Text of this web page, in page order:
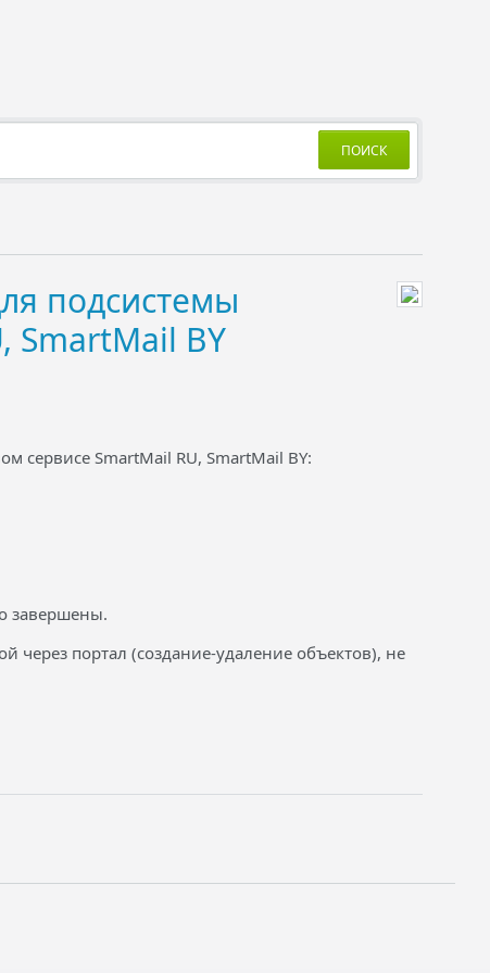
ПОИСК
подсистемы
SmartMail BY
сервисе SmartMail RU, SmartMail BY:
завершены.
через портал (создание-удаление объектов), не